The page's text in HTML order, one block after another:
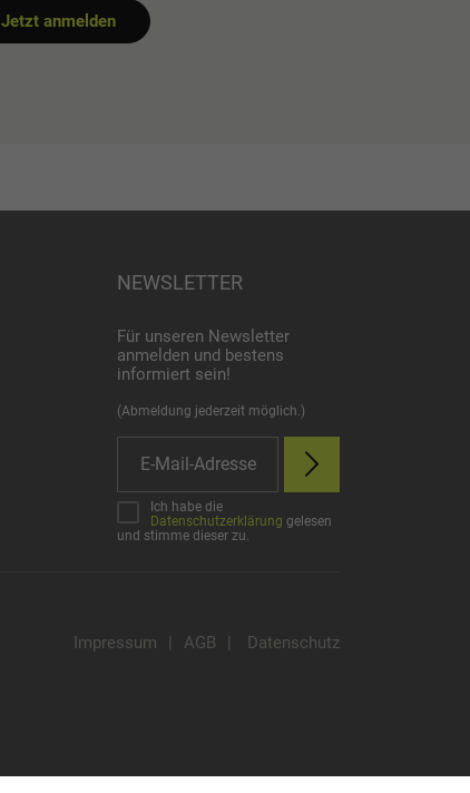
Jetzt anmelden
NEWSLETTER
Für unseren Newsletter
anmelden und bestens
informiert sein!
(Abmeldung jederzeit möglich.)
Ich habe die
Datenschutzerklärung gelesen
und stimme dieser zu.
Impressum | AGB | Datenschutz